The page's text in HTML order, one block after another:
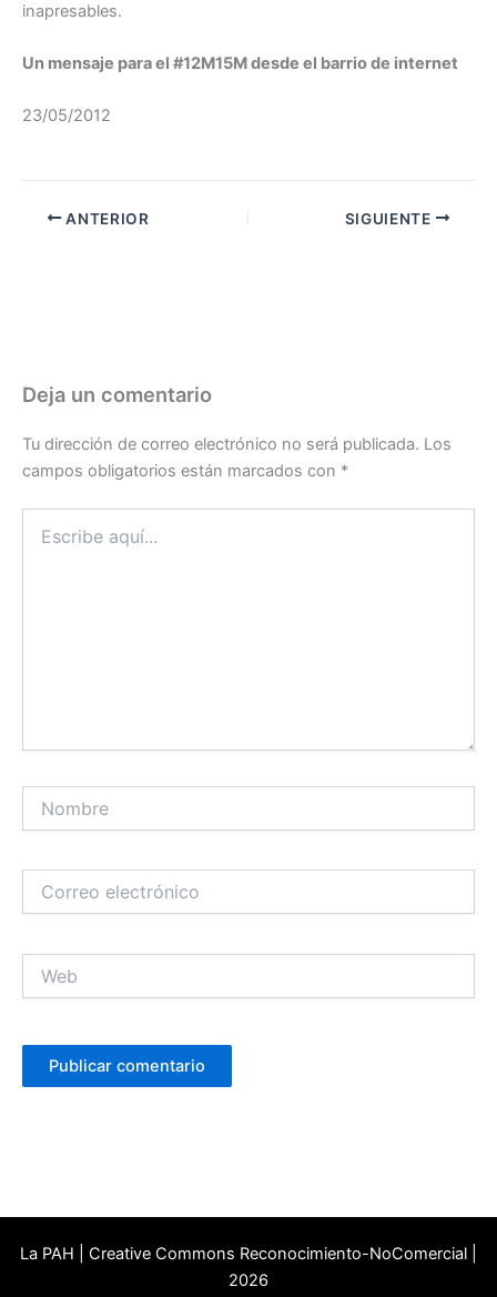
inapresables.
Un mensaje para el #12M15M desde el barrio de internet
23/05/2012
ANTERIOR SIGUIENTE
Deja un comentario
Tu dirección de correo electrónico no será publicada. Los
campos obligatorios están marcados con *
aquí...
electrónico
La PAH | Creative Commons Reconocimiento-NoComercial |
2026